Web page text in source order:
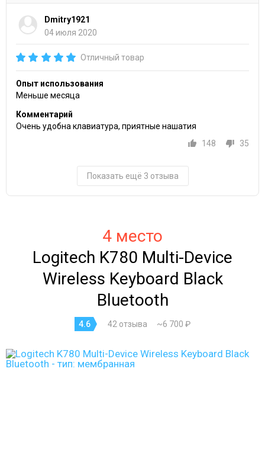
Dmitry1921
04 июля 2020
Отличный товар
Опыт использования
Меньше месяца
Комментарий
Очень удобна клавиатура, приятные нашатия
148
35
Показать ещё 3 отзыва
4 место
Logitech K780 Multi-Device
Wireless Keyboard Black
Bluetooth
4.6 42 отзыва ~6 700 ₽